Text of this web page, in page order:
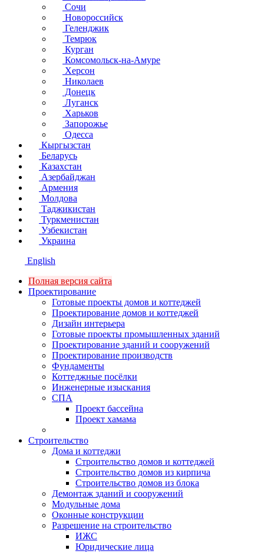
Сочи
Новороссийск
Геленджик
Темрюк
Курган
Комсомольск-на-Амуре
Херсон
Николаев
Донецк
Луганск
Харьков
Запорожье
Одесса
Кыргызстан
Беларусь
Казахстан
Азербайджан
Армения
Молдова
Таджикистан
Туркменистан
Узбекистан
Украина
English
Полная версия сайта
Проектирование
Готовые проекты домов и коттеджей
Проектирование домов и коттеджей
Дизайн интерьера
Готовые проекты промышленных зданий
Проектирование зданий и сооружений
Проектирование производств
Фундаменты
Коттеджные посёлки
Инженерные изыскания
СПА
Проект бассейна
Проект хамама
Строительство
Дома и коттеджи
Строительство домов и коттеджей
Строительство домов из кирпича
Строительство домов из блока
Демонтаж зданий и сооружений
Модульные дома
Оконные конструкции
Разрешение на строительство
ИЖС
Юридические лица